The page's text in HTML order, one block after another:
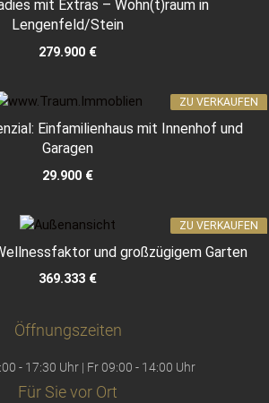
mit Extras – Wohn(t)raum in
Lengenfeld/Stein
279.900 €
Einfamilienhaus mit Innenhof und
Garagen
29.900 €
ZU VERKAUFEN
und großzügigem Garten
369.333 €
ZU VERKAUFEN
Öffnungszeiten
- 17:30 Uhr | Fr 09:00 - 14:00 Uhr
Für Sie vor Ort